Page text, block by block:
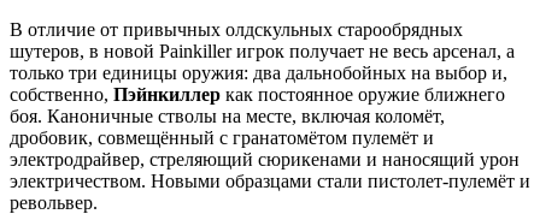
В отличие от привычных олдскульных старообрядных
шутеров, в новой Painkiller игрок получает не весь арсенал, а
только три единицы оружия: два дальнобойных на выбор и,
собственно, Пэйнкиллер как постоянное оружие ближнего
боя. Каноничные стволы на месте, включая коломёт,
дробовик, совмещённый с гранатомётом пулемёт и
электродрайвер, стреляющий сюрикенами и наносящий урон
электричеством. Новыми образцами стали пистолет-пулемёт и
револьвер.